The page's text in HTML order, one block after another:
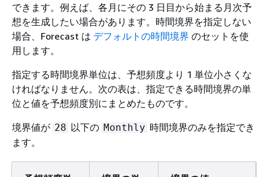
できます。例えば、各月にその 3 日目から始まる月次予
想を生成したい場合があります。時間境界を指定しない
場合、Forecast は デフォルトの時間境界 のセットを使
用します。
指定する時間境界単位は、予想頻度より 1 単位小さくな
ければなりません。次の表は、指定できる時間境界の単
位と値を予想頻度別にまとめたものです。
境界値が 28 以下の Monthly 時間境界のみを指定でき
ます。